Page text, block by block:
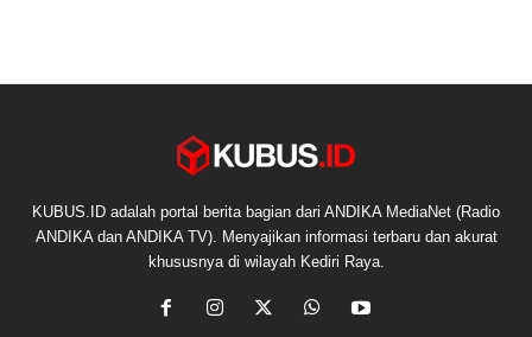
KUBUS.ID adalah portal berita bagian dari ANDIKA MediaNet (Radio
ANDIKA dan ANDIKA TV). Menyajikan informasi terbaru dan akurat
khususnya di wilayah Kediri Raya.